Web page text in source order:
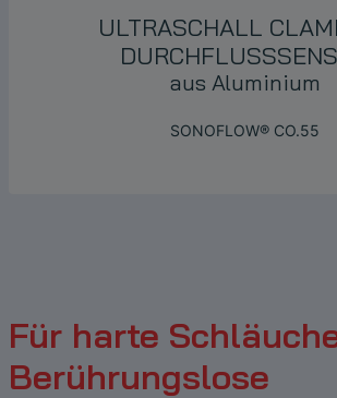
ULTRASCHALL
aus Aluminium
SONOFLOW® CO.55
Für harte
Berührungslose